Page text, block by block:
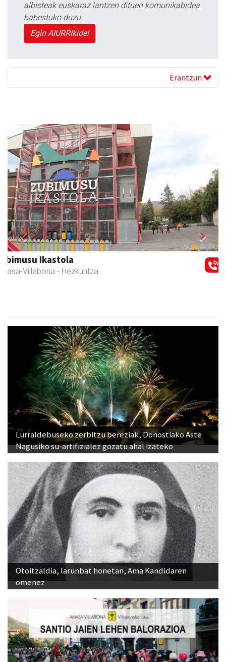
albisteak euskaraz lantzen dituen komunikabidea
babestuko duzu.
Egin AIURRIkide!
Erantzun
Erniobea BHI
Amasa-Villabona - Hezkuntza
Previous Next
Lurraldebuseko zerbitzu bereziak, Donostiako Aste
Nagusiko su-artifizialez gozatu ahal izateko
Otoitzaldia, larunbat honetan, Ama Kandidaren
omenez